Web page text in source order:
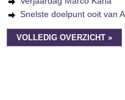
Snelste doelpunt ooit van
VOLLEDIG OVERZICHT »